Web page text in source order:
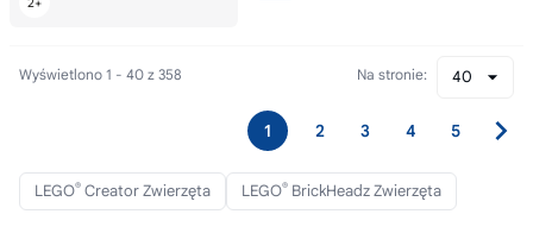
Wyświetlono 1 - 40 z 358 40
Na stronie:
1 2 3 4 5
LEGO® Creator Zwierzęta LEGO® BrickHeadz Zwierzęta